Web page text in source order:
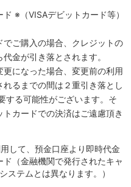
ド ※（VISAデビットカード等）
ご購入の場合、クレジットの
金が引き落とされます。
になった場合、変更前の利用
るまでの間は２重引き落とし
する可能性がございます。そ
カードでの決済はご遠慮頂き
して、預金口座より即時代金
（金融機関で発行されたキャ
ステムとは異なります。）